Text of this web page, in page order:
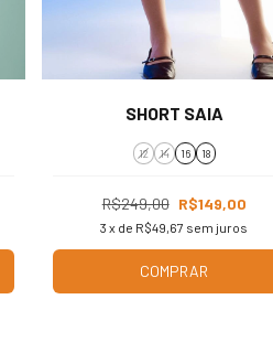
SHORT SAIA
12 14 16 18
R$249,00 R$149,00
3 x de R$49,67 sem juros
COMPRAR